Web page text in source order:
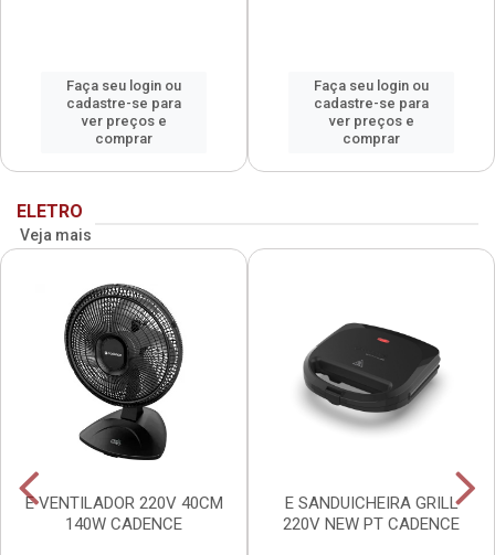
Faça seu login ou
cadastre-se para
ver preços e
comprar
Faça seu login ou
cadastre-se para
ver preços e
comprar
ELETRO
Veja mais
E VENTILADOR 220V 40CM
140W CADENCE
E SANDUICHEIRA GRILL
220V NEW PT CADENCE